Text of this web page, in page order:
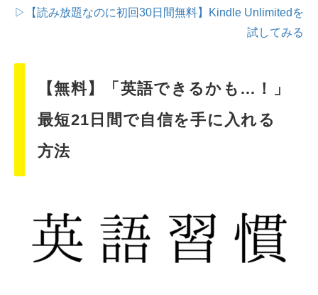
▷【読み放題なのに初回30日間無料】Kindle Unlimitedを
試してみる
【無料】「英語できるかも…！」
最短21日間で自信を手に入れる
方法